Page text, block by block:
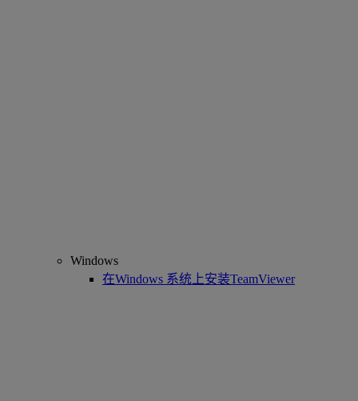
Windows
在Windows 系统上安装TeamViewer